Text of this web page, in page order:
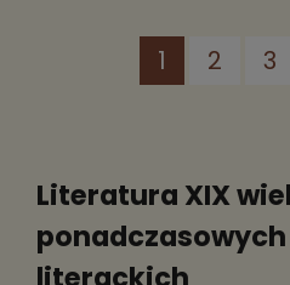
1 2 3
Literatura XIX
ponadczasowych